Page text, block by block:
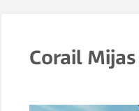
Corail Mijas